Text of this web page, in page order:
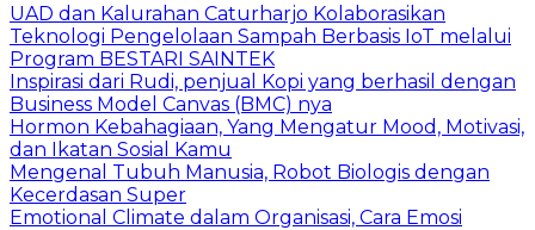
UAD dan Kalurahan Caturharjo Kolaborasikan
Teknologi Pengelolaan Sampah Berbasis IoT melalui
Program BESTARI SAINTEK
Inspirasi dari Rudi, penjual Kopi yang berhasil dengan
Business Model Canvas (BMC) nya
Hormon Kebahagiaan, Yang Mengatur Mood, Motivasi,
dan Ikatan Sosial Kamu
Mengenal Tubuh Manusia, Robot Biologis dengan
Kecerdasan Super
Emotional Climate dalam Organisasi, Cara Emosi